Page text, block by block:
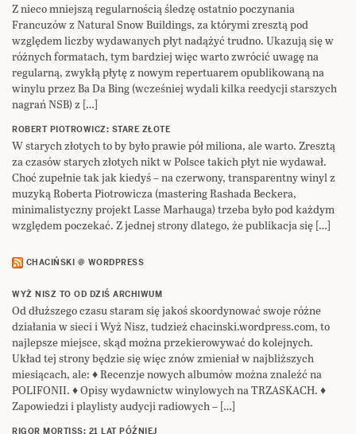
Z nieco mniejszą regularnością śledzę ostatnio poczynania
Francuzów z Natural Snow Buildings, za którymi zresztą pod
względem liczby wydawanych płyt nadążyć trudno. Ukazują się w
różnych formatach, tym bardziej więc warto zwrócić uwagę na
regularną, zwykłą płytę z nowym repertuarem opublikowaną na
winylu przez Ba Da Bing (wcześniej wydali kilka reedycji starszych
nagrań NSB) z […]
ROBERT PIOTROWICZ: STARE ZŁOTE
W starych złotych to by było prawie pół miliona, ale warto. Zresztą
za czasów starych złotych nikt w Polsce takich płyt nie wydawał.
Choć zupełnie tak jak kiedyś – na czerwony, transparentny winyl z
muzyką Roberta Piotrowicza (mastering Rashada Beckera,
minimalistyczny projekt Lasse Marhauga) trzeba było pod każdym
względem poczekać. Z jednej strony dlatego, że publikacja się […]
CHACIŃSKI @ WORDPRESS
WYŻ NISZ TO OD DZIŚ ARCHIWUM
Od dłuższego czasu staram się jakoś skoordynować swoje różne
działania w sieci i Wyż Nisz, tudzież chacinski.wordpress.com, to
najlepsze miejsce, skąd można przekierowywać do kolejnych.
Układ tej strony będzie się więc znów zmieniał w najbliższych
miesiącach, ale: ♦ Recenzje nowych albumów można znaleźć na
POLIFONII. ♦ Opisy wydawnictw winylowych na TRZASKACH. ♦
Zapowiedzi i playlisty audycji radiowych – […]
RIGOR MORTISS: 21 LAT PÓŹNIEJ